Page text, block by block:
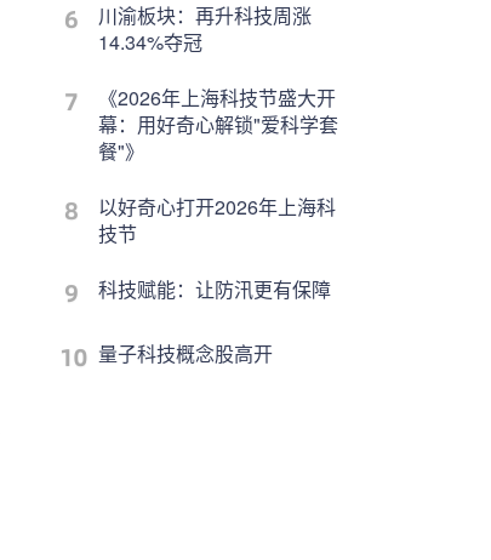
川渝板块：再升科技周涨
14.34%夺冠
《2026年上海科技节盛大开
幕：用好奇心解锁"爱科学套
餐"》
以好奇心打开2026年上海科
技节
科技赋能：让防汛更有保障
量子科技概念股高开